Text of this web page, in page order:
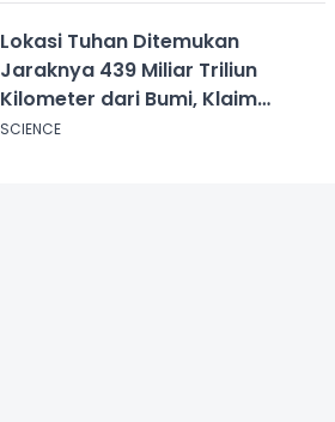
Lokasi Tuhan Ditemukan
Jaraknya 439 Miliar Triliun
Kilometer dari Bumi, Klaim
Ilmuwan Harvard
SCIENCE